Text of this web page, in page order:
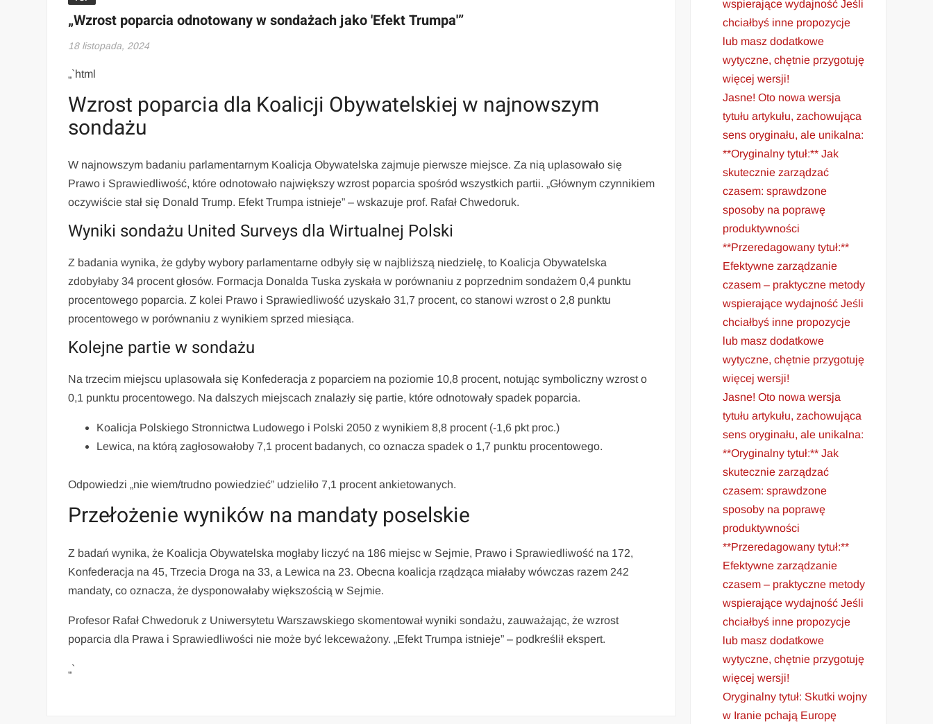
„Wzrost poparcia odnotowany w sondażach jako 'Efekt Trumpa'”
18 listopada, 2024
„`html
Wzrost poparcia dla Koalicji Obywatelskiej w najnowszym
sondażu
W najnowszym badaniu parlamentarnym Koalicja Obywatelska zajmuje pierwsze miejsce. Za nią uplasowało się
Prawo i Sprawiedliwość, które odnotowało największy wzrost poparcia spośród wszystkich partii. „Głównym czynnikiem
oczywiście stał się Donald Trump. Efekt Trumpa istnieje” – wskazuje prof. Rafał Chwedoruk.
Wyniki sondażu United Surveys dla Wirtualnej Polski
Z badania wynika, że gdyby wybory parlamentarne odbyły się w najbliższą niedzielę, to Koalicja Obywatelska
zdobyłaby 34 procent głosów. Formacja Donalda Tuska zyskała w porównaniu z poprzednim sondażem 0,4 punktu
procentowego poparcia. Z kolei Prawo i Sprawiedliwość uzyskało 31,7 procent, co stanowi wzrost o 2,8 punktu
procentowego w porównaniu z wynikiem sprzed miesiąca.
Kolejne partie w sondażu
Na trzecim miejscu uplasowała się Konfederacja z poparciem na poziomie 10,8 procent, notując symboliczny wzrost o
0,1 punktu procentowego. Na dalszych miejscach znalazły się partie, które odnotowały spadek poparcia.
Koalicja Polskiego Stronnictwa Ludowego i Polski 2050 z wynikiem 8,8 procent (-1,6 pkt proc.)
Lewica, na którą zagłosowałoby 7,1 procent badanych, co oznacza spadek o 1,7 punktu procentowego.
Odpowiedzi „nie wiem/trudno powiedzieć” udzieliło 7,1 procent ankietowanych.
Przełożenie wyników na mandaty poselskie
Z badań wynika, że Koalicja Obywatelska mogłaby liczyć na 186 miejsc w Sejmie, Prawo i Sprawiedliwość na 172,
Konfederacja na 45, Trzecia Droga na 33, a Lewica na 23. Obecna koalicja rządząca miałaby wówczas razem 242
mandaty, co oznacza, że dysponowałaby większością w Sejmie.
Profesor Rafał Chwedoruk z Uniwersytetu Warszawskiego skomentował wyniki sondażu, zauważając, że wzrost
poparcia dla Prawa i Sprawiedliwości nie może być lekceważony. „Efekt Trumpa istnieje” – podkreślił ekspert.
„`
wspierające wydajność Jeśli
chciałbyś inne propozycje
lub masz dodatkowe
wytyczne, chętnie przygotuję
więcej wersji!
Jasne! Oto nowa wersja
tytułu artykułu, zachowująca
sens oryginału, ale unikalna:
**Oryginalny tytuł:** Jak
skutecznie zarządzać
czasem: sprawdzone
sposoby na poprawę
produktywności
**Przeredagowany tytuł:**
Efektywne zarządzanie
czasem – praktyczne metody
wspierające wydajność Jeśli
chciałbyś inne propozycje
lub masz dodatkowe
wytyczne, chętnie przygotuję
więcej wersji!
Jasne! Oto nowa wersja
tytułu artykułu, zachowująca
sens oryginału, ale unikalna:
**Oryginalny tytuł:** Jak
skutecznie zarządzać
czasem: sprawdzone
sposoby na poprawę
produktywności
**Przeredagowany tytuł:**
Efektywne zarządzanie
czasem – praktyczne metody
wspierające wydajność Jeśli
chciałbyś inne propozycje
lub masz dodatkowe
wytyczne, chętnie przygotuję
więcej wersji!
Oryginalny tytuł: Skutki wojny
w Iranie pchają Europę